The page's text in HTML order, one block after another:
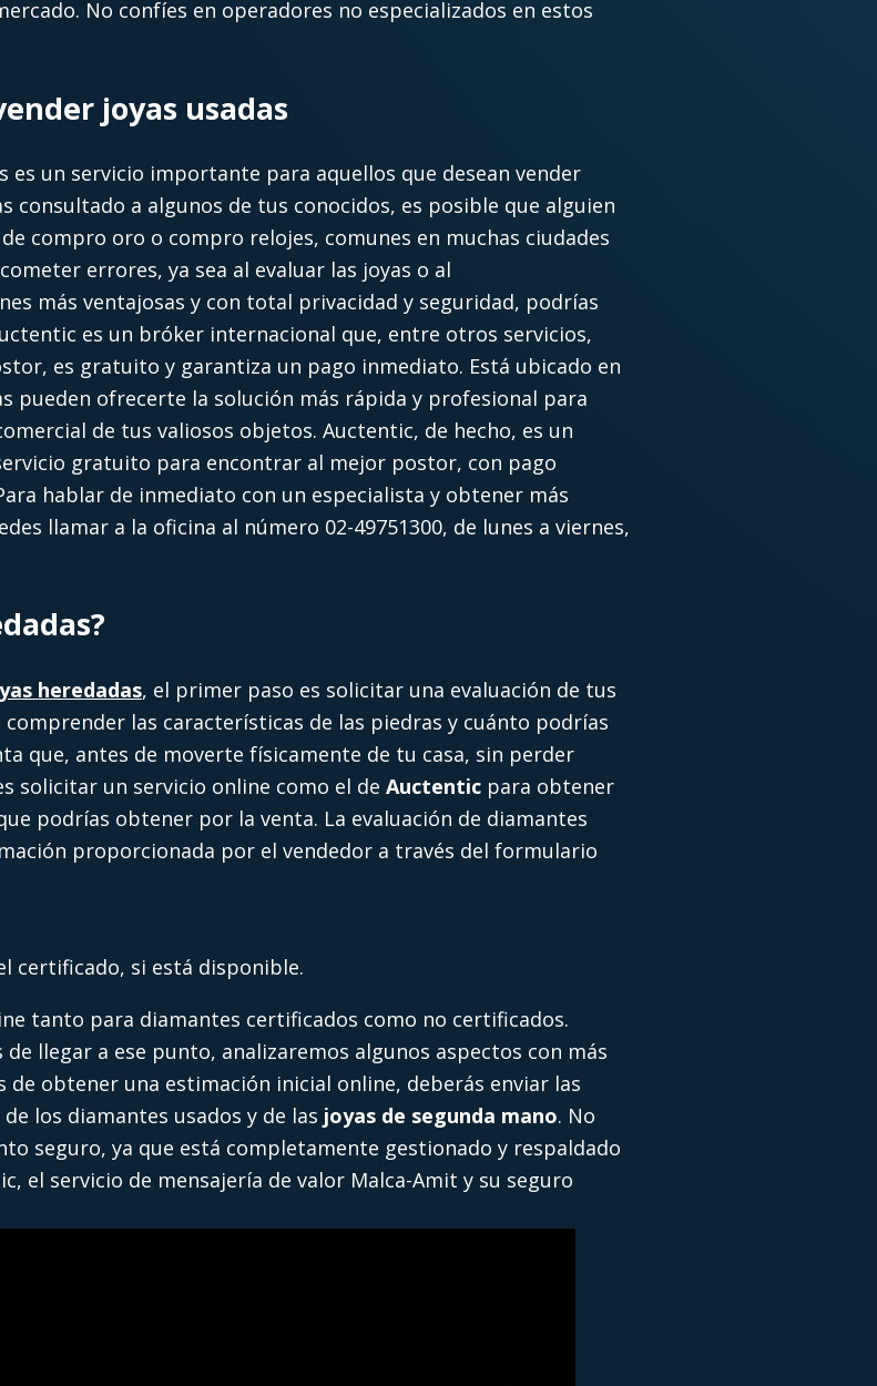
No confíes en operadores no especializados en estos
joyas usadas
es un servicio importante para aquellos que desean vender
consultado a algunos de tus conocidos, es posible que alguien
compro oro o compro relojes, comunes en muchas ciudades
errores, ya sea al evaluar las joyas o al
más ventajosas y con total privacidad y seguridad, podrías
es un bróker internacional que, entre otros servicios,
es gratuito y garantiza un pago inmediato. Está ubicado en
pueden ofrecerte la solución más rápida y profesional para
de tus valiosos objetos. Auctentic, de hecho, es un
gratuito para encontrar al mejor postor, con pago
hablar de inmediato con un especialista y obtener más
llamar a la oficina al número 02-49751300, de lunes a viernes,
heredadas, el primer paso es solicitar una evaluación de tus
las características de las piedras y cuánto podrías
que, antes de moverte físicamente de tu casa, sin perder
solicitar un servicio online como el de Auctentic para obtener
podrías obtener por la venta. La evaluación de diamantes
proporcionada por el vendedor a través del formulario
certificado, si está disponible.
tanto para diamantes certificados como no certificados.
de llegar a ese punto, analizaremos algunos aspectos con más
obtener una estimación inicial online, deberás enviar las
los diamantes usados y de las joyas de segunda mano. No
seguro, ya que está completamente gestionado y respaldado
el servicio de mensajería de valor Malca-Amit y su seguro